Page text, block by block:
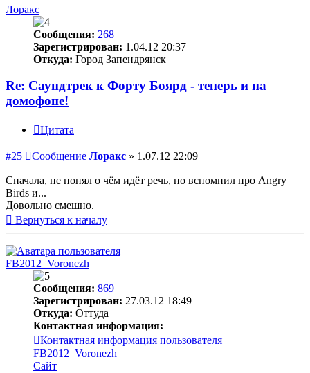
Лоракс
Сообщения: 268
Зарегистрирован: 1.04.12 20:37
Откуда: Город Запендрянск
Re: Саундтрек к Форту Боярд - теперь и на
домофоне!
Цитата
#25 Сообщение Лоракс » 1.07.12 22:09
Сначала, не понял о чём идёт речь, но вспомнил про Angry
Birds и...
Довольно смешно.
Вернуться к началу
FB2012_Voronezh
Сообщения: 869
Зарегистрирован: 27.03.12 18:49
Откуда: Оттуда
Контактная информация:
Контактная информация пользователя
FB2012_Voronezh
Сайт